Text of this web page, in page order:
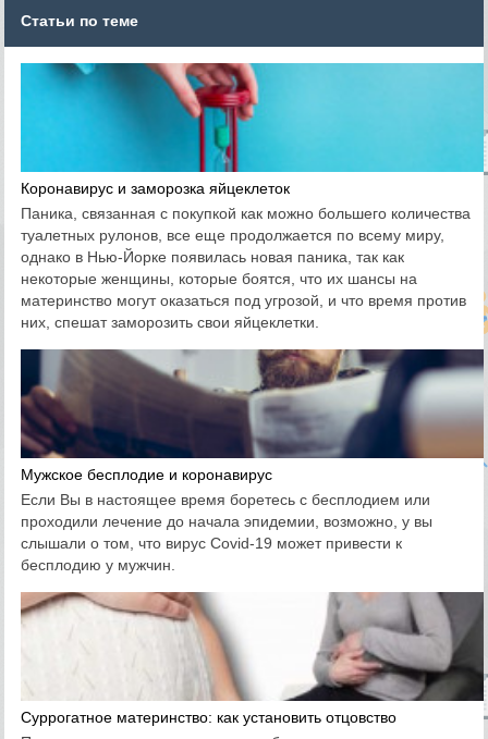
Статьи по теме
Коронавирус и заморозка яйцеклеток
Паника, связанная с покупкой как можно большего количества
туалетных рулонов, все еще продолжается по всему миру,
однако в Нью-Йорке появилась новая паника, так как
некоторые женщины, которые боятся, что их шансы на
материнство могут оказаться под угрозой, и что время против
них, спешат заморозить свои яйцеклетки.
Мужское бесплодие и коронавирус
Если Вы в настоящее время боретесь с бесплодием или
проходили лечение до начала эпидемии, возможно, у вы
слышали о том, что вирус Covid-19 может привести к
бесплодию у мужчин.
Суррогатное материнство: как установить отцовство